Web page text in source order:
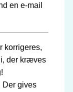
en e-mail
korrigeres,
der kræves
Der gives